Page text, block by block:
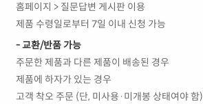
홈페이지 > 질문답변 게시판 이용
제품 수령일로부터 7일 이내 신청 가능
- 교환/반품 가능
주문한 제품과 다른 제품이 배송된 경우
제품에 하자가 있는 경우
고객 착오 주문 (단, 미사용·미개봉 상태여야 함)